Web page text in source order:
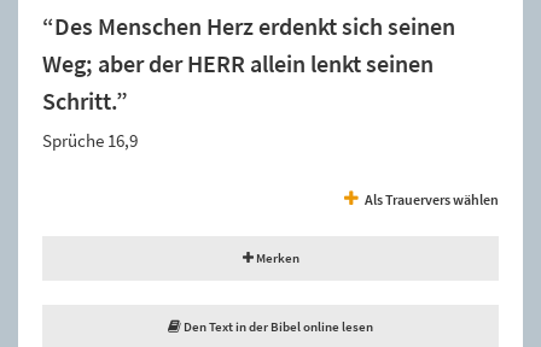
“Des Menschen Herz erdenkt sich seinen
Weg; aber der HERR allein lenkt seinen
Schritt.”
Sprüche 16,9
Als Trauervers wählen
Merken
Den Text in der Bibel online lesen